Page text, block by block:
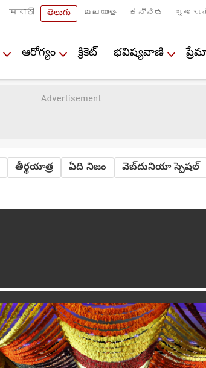
मराठी తెలుగు മലയാളം ಕನ್ನಡ
ఆరోగ్యం క్రికెట్ భవిష్యవాణి
తీర్థయాత్ర ఏది నిజం వెబ్‌దునియా స్పెషల్